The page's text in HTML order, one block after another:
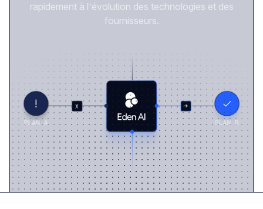
rapidement à l’évolution des technologies et des
fournisseurs.